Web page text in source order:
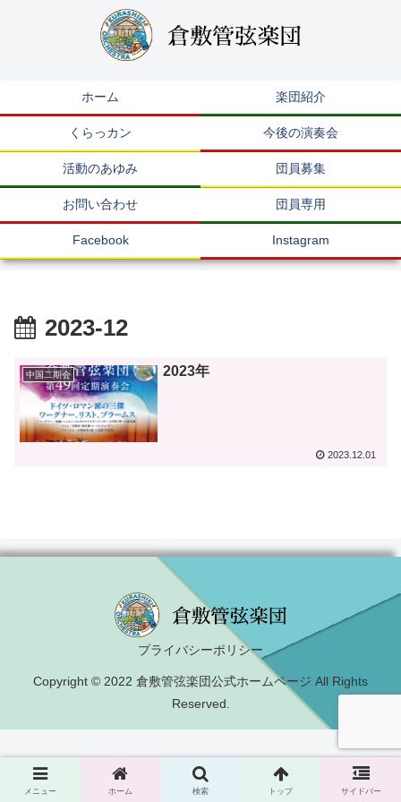
ホーム 楽団紹介
くらっカン 今後の演奏会
活動のあゆみ 団員募集
お問い合わせ 団員専用
Facebook Instagram
2023-12
中国二期会 2023年
2023.12.01
プライバシーポリシー
Copyright © 2022 倉敷管弦楽団公式ホームページ All Rights
Reserved.
メニュー ホーム 検索 トップ サイドバー